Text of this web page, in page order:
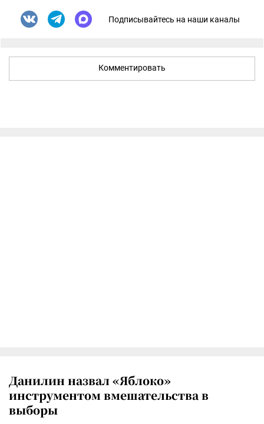
Подписывайтесь на наши каналы
Комментировать
Данилин назвал «Яблоко»
инструментом вмешательства в
выборы